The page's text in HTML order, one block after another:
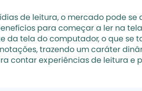
de leitura, o mercado pode
para começar a ler na
tela do computador, o que se
trazendo um caráter
contar experiências de leitura